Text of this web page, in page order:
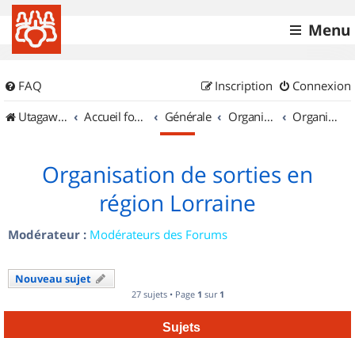
Menu
FAQ Connexion
Inscription
UtagawaVTT (Randos VTT et VTTAE avec traces GPS)
Accueil forum Générale Organisation de sorties & Recherche de partenaires Organisation de sorties en région Lorraine
Organisation de sorties en
région Lorraine
Modérateur : Modérateurs des Forums
Nouveau sujet
27 sujets • Page 1 sur 1
Sujets